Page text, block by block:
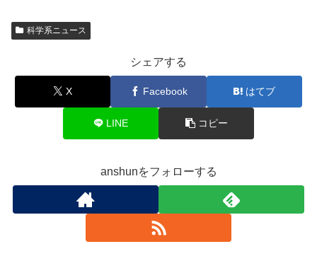
科学系ニュース
シェアする
X Facebook はてブ
LINE コピー
anshunをフォローする